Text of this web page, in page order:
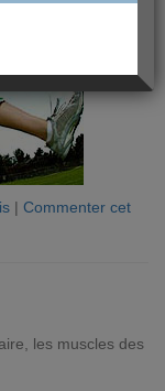
| Commenter cet
les muscles des